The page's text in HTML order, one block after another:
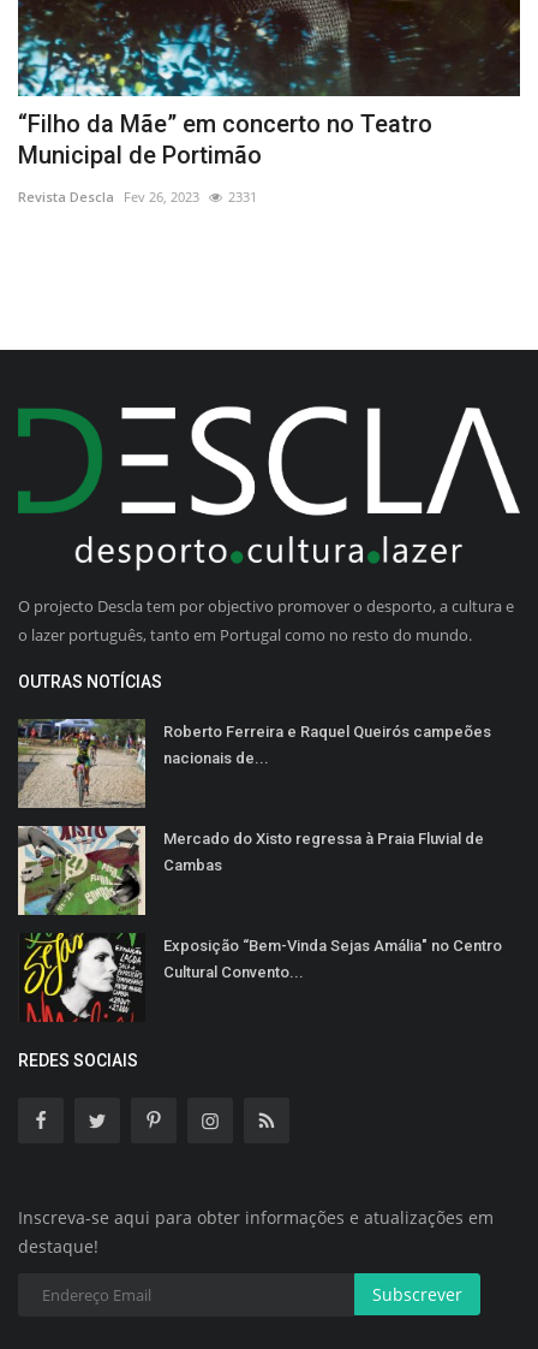
“Filho da Mãe” em concerto no Teatro
Municipal de Portimão
Revista Descla Fev 26, 2023 2331
O projecto Descla tem por objectivo promover o desporto, a cultura e
o lazer português, tanto em Portugal como no resto do mundo.
OUTRAS NOTÍCIAS
Roberto Ferreira e Raquel Queirós campeões
nacionais de...
Mercado do Xisto regressa à Praia Fluvial de
Cambas
Exposição “Bem-Vinda Sejas Amália" no Centro
Cultural Convento...
REDES SOCIAIS
Inscreva-se aqui para obter informações e atualizações em
destaque!
Subscrever